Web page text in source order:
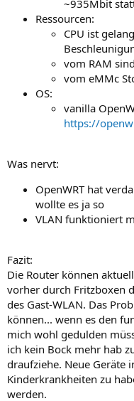
~935Mbit
Ressourcen:
CPU ist
vom RAM
vom eMMc
OS:
vanilla
https://
Was nervt:
OpenWRT hat
wollte es ja so
VLAN funktioniert
Fazit:
Die Router können
vorher durch Fritzboxen
des Gast-WLAN. Das
können... wenn es den
mich wohl gedulden
ich kein Bock mehr hab
draufziehe. Neue Geräte
Kinderkrankheiten zu
werden.